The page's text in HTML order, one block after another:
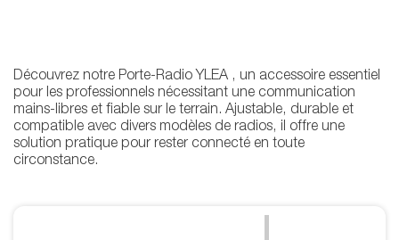
Découvrez notre Porte-Radio YLEA , un accessoire essentiel
pour les professionnels nécessitant une communication
mains-libres et fiable sur le terrain. Ajustable, durable et
compatible avec divers modèles de radios, il offre une
solution pratique pour rester connecté en toute
circonstance.